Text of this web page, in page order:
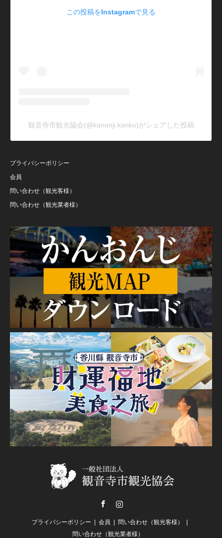
この投稿をInstagramで見る
観音寺市観光協会(@kanonji.kanko)がシェアした投稿
プライバシーポリシー
会員
問い合わせ（観光客様）
問い合わせ（観光業者様）
プライバシーポリシー 会員
問い合わせ（観光客様）
問い合わせ（観光業者様）